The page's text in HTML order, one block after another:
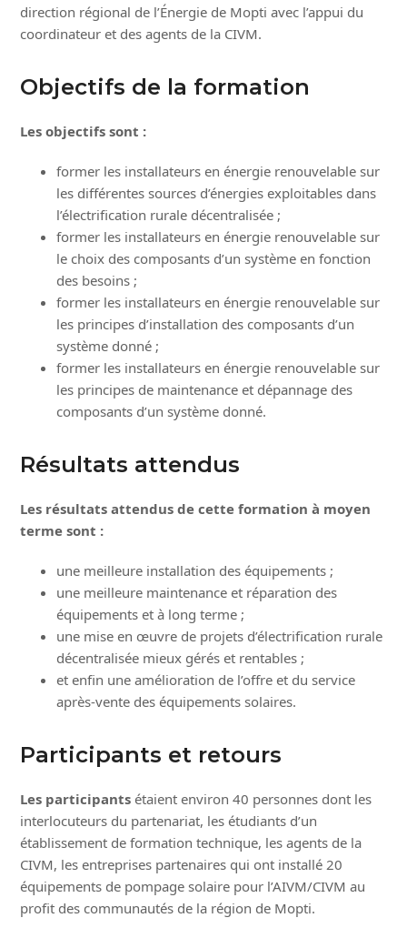
direction régional de l’Énergie de Mopti avec l’appui du
coordinateur et des agents de la CIVM.
Objectifs de la formation
Les objectifs sont :
former les installateurs en énergie renouvelable sur
les différentes sources d’énergies exploitables dans
l’électrification rurale décentralisée ;
former les installateurs en énergie renouvelable sur
le choix des composants d’un système en fonction
des besoins ;
former les installateurs en énergie renouvelable sur
les principes d’installation des composants d’un
système donné ;
former les installateurs en énergie renouvelable sur
les principes de maintenance et dépannage des
composants d’un système donné.
Résultats attendus
Les résultats attendus de cette formation à moyen
terme sont :
une meilleure installation des équipements ;
une meilleure maintenance et réparation des
équipements et à long terme ;
une mise en œuvre de projets d’électrification rurale
décentralisée mieux gérés et rentables ;
et enfin une amélioration de l’offre et du service
après-vente des équipements solaires.
Participants et retours
Les participants étaient environ 40 personnes dont les
interlocuteurs du partenariat, les étudiants d’un
établissement de formation technique, les agents de la
CIVM, les entreprises partenaires qui ont installé 20
équipements de pompage solaire pour l’AIVM/CIVM au
profit des communautés de la région de Mopti.